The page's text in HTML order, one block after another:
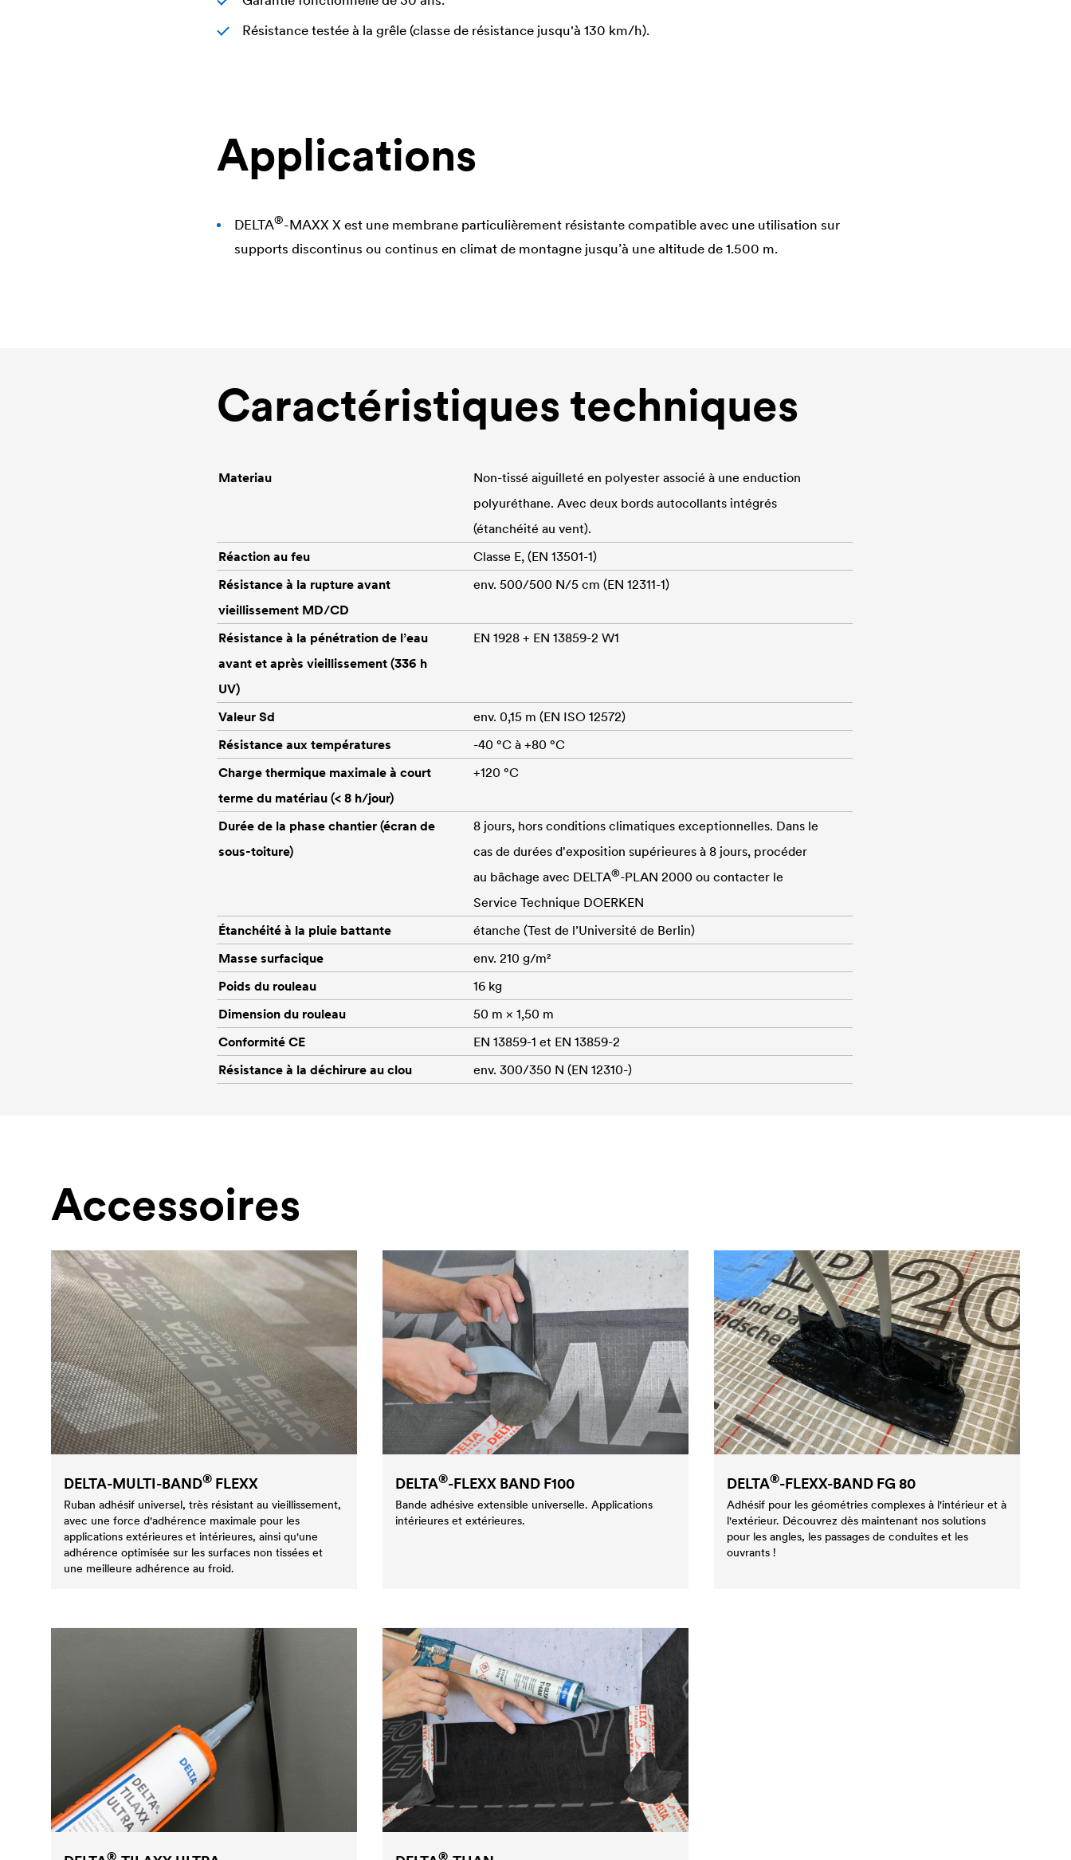
Résistance testée à la grêle (classe de résistance jusqu'à 130 km/h).
Applications
DELTA®-MAXX X est une membrane particulièrement résistante compatible avec une utilisation sur
supports discontinus ou continus en climat de montagne jusqu’à une altitude de 1.500 m.
Caractéristiques techniques
Materiau
Non-tissé aiguilleté en polyester associé à une enduction
polyuréthane. Avec deux bords autocollants intégrés
(étanchéité au vent).
Réaction au feu
Classe E, (EN 13501-1)
Résistance à la rupture avant
vieillissement MD/CD
env. 500/500 N/5 cm (EN 12311-1)
Résistance à la pénétration de l’eau
avant et après vieillissement (336 h
UV)
EN 1928 + EN 13859-2 W1
Valeur Sd
env. 0,15 m (EN ISO 12572)
Résistance aux températures
-40 °C à +80 °C
Charge thermique maximale à court
terme du matériau (< 8 h/jour)
+120 °C
Durée de la phase chantier (écran de
sous-toiture)
8 jours, hors conditions climatiques exceptionnelles. Dans le
cas de durées d'exposition supérieures à 8 jours, procéder
au bâchage avec DELTA®-PLAN 2000 ou contacter le
Service Technique DOERKEN
Étanchéité à la pluie battante
étanche (Test de l’Université de Berlin)
Masse surfacique
env. 210 g/m²
Poids du rouleau
16 kg
Dimension du rouleau
50 m × 1,50 m
Conformité CE
EN 13859-1 et EN 13859-2
Résistance à la déchirure au clou
env. 300/350 N (EN 12310-)
Accessoires
DELTA-MULTI-BAND® FLEXX
Ruban adhésif universel, très résistant au vieillissement,
avec une force d'adhérence maximale pour les
applications extérieures et intérieures, ainsi qu'une
adhérence optimisée sur les surfaces non tissées et
une meilleure adhérence au froid.
DELTA®-FLEXX BAND F100
Bande adhésive extensible universelle. Applications
intérieures et extérieures.
DELTA®-FLEXX-BAND FG 80
Adhésif pour les géométries complexes à l'intérieur et à
l'extérieur. Découvrez dès maintenant nos solutions
pour les angles, les passages de conduites et les
ouvrants !
® ®